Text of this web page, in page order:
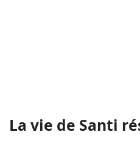
La vie de Santi